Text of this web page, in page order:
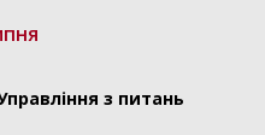
з питань